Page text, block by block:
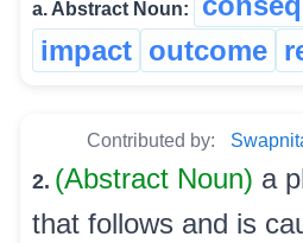
a. Abstract Noun:
impact outcome
Contributed by:
2. (Abstract Noun) a
that follows and is